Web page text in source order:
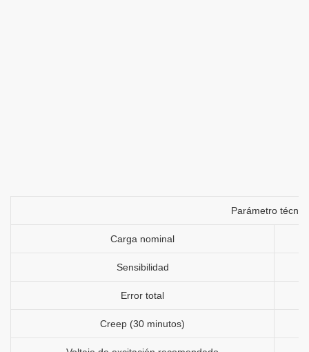
Parámetro
Carga nominal
Sensibilidad
Error total
Creep (30 minutos)